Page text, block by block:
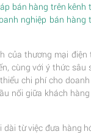
bán hàng trên kênh
nghiệp bán hàng
của thương mại
cùng với ý thức sâu
chi phí cho
nối giữa khách
từ việc đưa hàng